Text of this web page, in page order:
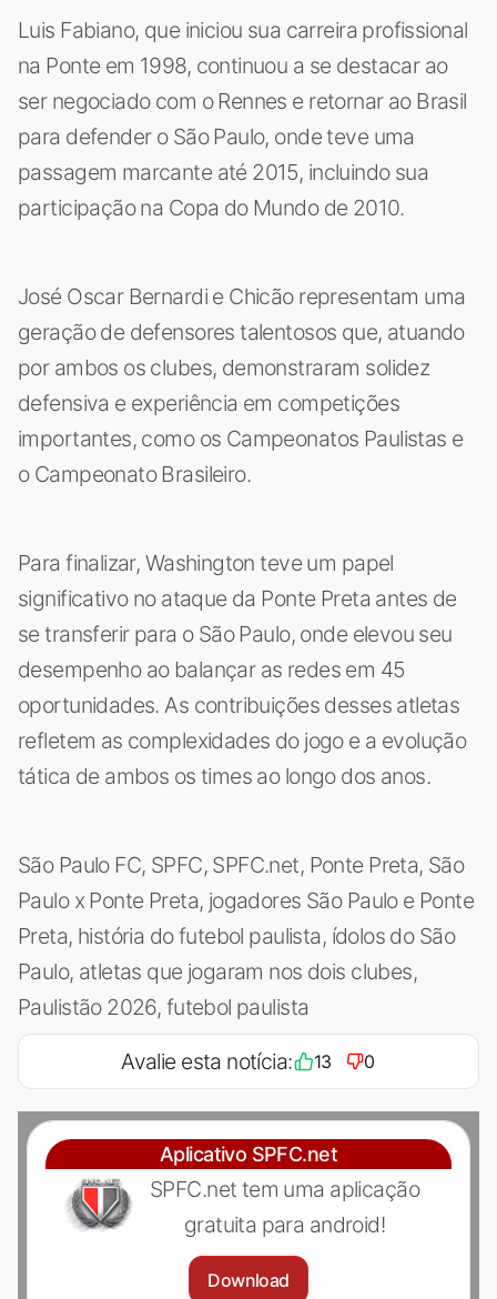
Luis Fabiano, que iniciou sua carreira profissional
na Ponte em 1998, continuou a se destacar ao
ser negociado com o Rennes e retornar ao Brasil
para defender o São Paulo, onde teve uma
passagem marcante até 2015, incluindo sua
participação na Copa do Mundo de 2010.
José Oscar Bernardi e Chicão representam uma
geração de defensores talentosos que, atuando
por ambos os clubes, demonstraram solidez
defensiva e experiência em competições
importantes, como os Campeonatos Paulistas e
o Campeonato Brasileiro.
Para finalizar, Washington teve um papel
significativo no ataque da Ponte Preta antes de
se transferir para o São Paulo, onde elevou seu
desempenho ao balançar as redes em 45
oportunidades. As contribuições desses atletas
refletem as complexidades do jogo e a evolução
tática de ambos os times ao longo dos anos.
São Paulo FC, SPFC, SPFC.net, Ponte Preta, São
Paulo x Ponte Preta, jogadores São Paulo e Ponte
Preta, história do futebol paulista, ídolos do São
Paulo, atletas que jogaram nos dois clubes,
Paulistão 2026, futebol paulista
Avalie esta notícia: 13 0
Aplicativo SPFC.net
SPFC.net tem uma aplicação
gratuita para android!
Download